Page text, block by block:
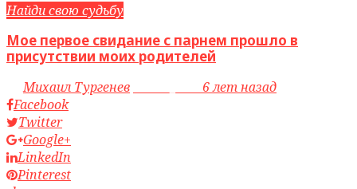
Найди свою судьбу
Мое первое свидание с парнем прошло в
присутствии моих родителей
byМихаил Тургенев
6 лет назад
Facebook
Twitter
Google+
LinkedIn
Pinterest